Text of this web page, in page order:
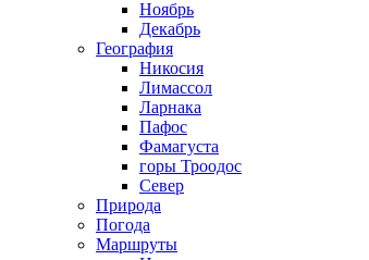
Ноябрь
Декабрь
География
Никосия
Лимассол
Ларнака
Пафос
Фамагуста
горы Троодос
Север
Природа
Погода
Маршруты